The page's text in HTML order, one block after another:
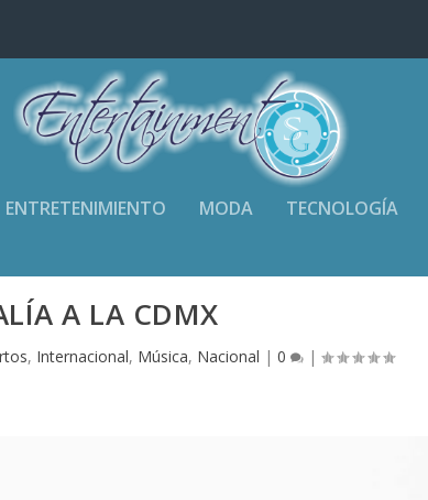
ENTRETENIMIENTO MODA TECNOLOGÍA
A LA CDMX
, Internacional, Música, Nacional | 0 |